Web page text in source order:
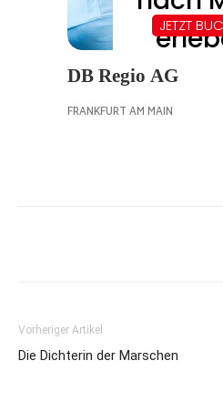
Vorheriger Artikel
Die Dichterin der Marschen